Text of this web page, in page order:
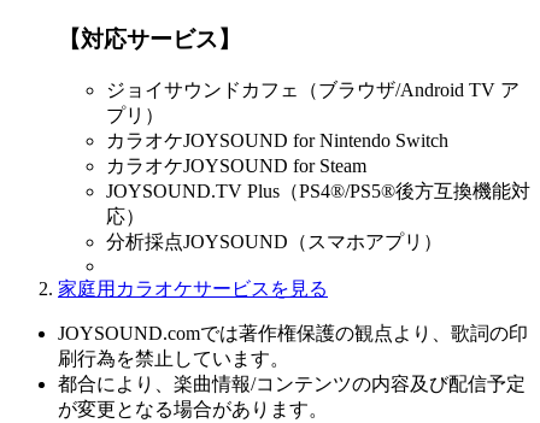
【対応サービス】
ジョイサウンドカフェ（ブラウザ/Android TV ア
プリ）
カラオケJOYSOUND for Nintendo Switch
カラオケJOYSOUND for Steam
JOYSOUND.TV Plus（PS4®/PS5®後方互換機能対
応）
分析採点JOYSOUND（スマホアプリ）
家庭用カラオケサービスを見る
JOYSOUND.comでは著作権保護の観点より、歌詞の印
刷行為を禁止しています。
都合により、楽曲情報/コンテンツの内容及び配信予定
が変更となる場合があります。